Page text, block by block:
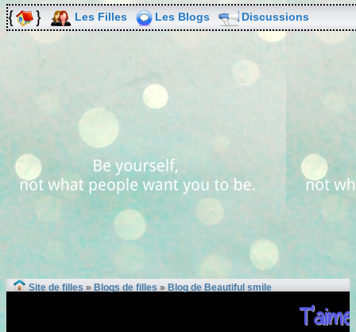
Les Filles Les Blogs Discussions
Site de filles » Blogs de filles » Blog de Beautiful smile